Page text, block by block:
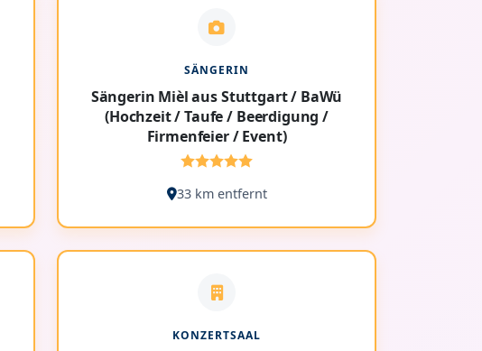
SÄNGERIN
Sängerin Mièl aus Stuttgart / BaWü
(Hochzeit / Taufe / Beerdigung /
Firmenfeier / Event)
33 km entfernt
KONZERTSAAL